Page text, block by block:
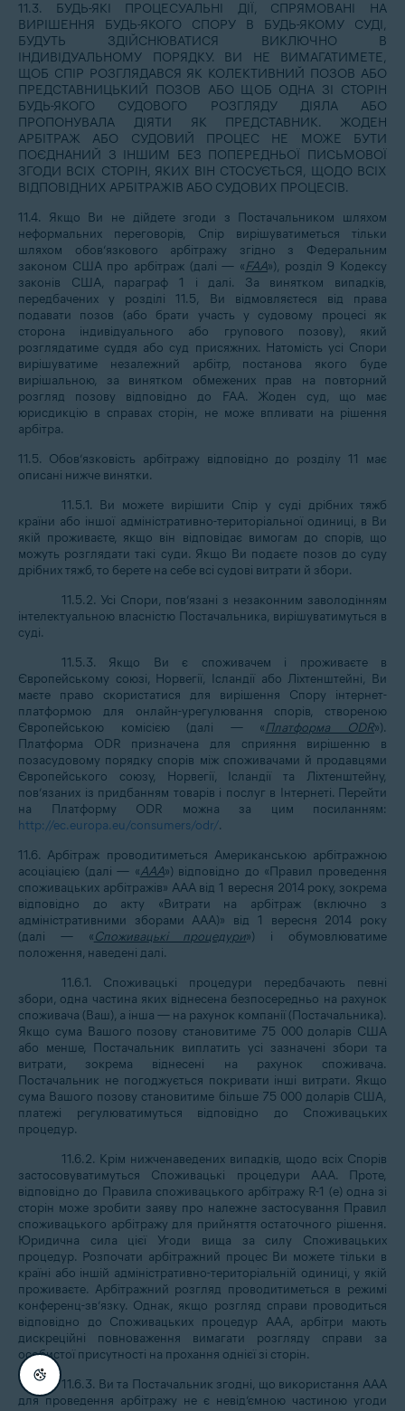
11.3. БУДЬ-ЯКІ ПРОЦЕСУАЛЬНІ ДІЇ, СПРЯМОВАНІ НА
ВИРІШЕННЯ БУДЬ-ЯКОГО СПОРУ В БУДЬ-ЯКОМУ СУДІ,
БУДУТЬ ЗДІЙСНЮВАТИСЯ ВИКЛЮЧНО В
ІНДИВІДУАЛЬНОМУ ПОРЯДКУ. ВИ НЕ ВИМАГАТИМЕТЕ,
ЩОБ СПІР РОЗГЛЯДАВСЯ ЯК КОЛЕКТИВНИЙ ПОЗОВ АБО
ПРЕДСТАВНИЦЬКИЙ ПОЗОВ АБО ЩОБ ОДНА ЗІ СТОРІН
БУДЬ-ЯКОГО СУДОВОГО РОЗГЛЯДУ ДІЯЛА АБО
ПРОПОНУВАЛА ДІЯТИ ЯК ПРЕДСТАВНИК. ЖОДЕН
АРБІТРАЖ АБО СУДОВИЙ ПРОЦЕС НЕ МОЖЕ БУТИ
ПОЄДНАНИЙ З ІНШИМ БЕЗ ПОПЕРЕДНЬОЇ ПИСЬМОВОЇ
ЗГОДИ ВСІХ СТОРІН, ЯКИХ ВІН СТОСУЄТЬСЯ, ЩОДО ВСІХ
ВІДПОВІДНИХ АРБІТРАЖІВ АБО СУДОВИХ ПРОЦЕСІВ.
11.4. Якщо Ви не дійдете згоди з Постачальником шляхом
неформальних переговорів, Спір вирішуватиметься тільки
шляхом обов’язкового арбітражу згідно з Федеральним
законом США про арбітраж (далі — «FAA»), розділ 9 Кодексу
законів США, параграф 1 і далі. За винятком випадків,
передбачених у розділі 11.5, Ви відмовляєтеся від права
подавати позов (або брати участь у судовому процесі як
сторона індивідуального або групового позову), який
розглядатиме суддя або суд присяжних. Натомість усі Спори
вирішуватиме незалежний арбітр, постанова якого буде
вирішальною, за винятком обмежених прав на повторний
розгляд позову відповідно до FAA. Жоден суд, що має
юрисдикцію в справах сторін, не може впливати на рішення
арбітра.
11.5. Обов’язковість арбітражу відповідно до розділу 11 має
описані нижче винятки.
11.5.1. Ви можете вирішити Спір у суді дрібних тяжб
країни або іншої адміністративно-територіальної одиниці, в Ви
якій проживаєте, якщо він відповідає вимогам до спорів, що
можуть розглядати такі суди. Якщо Ви подаєте позов до суду
дрібних тяжб, то берете на себе всі судові витрати й збори.
11.5.2. Усі Спори, пов’язані з незаконним заволодінням
інтелектуальною власністю Постачальника, вирішуватимуться в
суді.
11.5.3. Якщо Ви є споживачем і проживаєте в
Європейському союзі, Норвегії, Ісландії або Ліхтенштейні, Ви
маєте право скористатися для вирішення Спору інтернет-
платформою для онлайн-урегулювання спорів, створеною
Європейською комісією (далі — «Платформа ODR»).
Платформа ODR призначена для сприяння вирішенню в
позасудовому порядку спорів між споживачами й продавцями
Європейського союзу, Норвегії, Ісландії та Ліхтенштейну,
пов’язаних із придбанням товарів і послуг в Інтернеті. Перейти
на Платформу ODR можна за цим посиланням:
http://ec.europa.eu/consumers/odr/.
11.6. Арбітраж проводитиметься Американською арбітражною
асоціацією (далі — «AAA») відповідно до «Правил проведення
споживацьких арбітражів» ААА від 1 вересня 2014 року, зокрема
відповідно до акту «Витрати на арбітраж (включно з
адміністративними зборами ААА)» від 1 вересня 2014 року
(далі — «Споживацькі процедури») і обумовлюватиме
положення, наведені далі.
11.6.1. Споживацькі процедури передбачають певні
збори, одна частина яких віднесена безпосередньо на рахунок
споживача (Ваш), а інша — на рахунок компанії (Постачальника).
Якщо сума Вашого позову становитиме 75 000 доларів США
або менше, Постачальник виплатить усі зазначені збори та
витрати, зокрема віднесені на рахунок споживача.
Постачальник не погоджується покривати інші витрати. Якщо
сума Вашого позову становитиме більше 75 000 доларів США,
платежі регулюватимуться відповідно до Споживацьких
процедур.
11.6.2. Крім нижченаведених випадків, щодо всіх Спорів
застосовуватимуться Споживацькі процедури ААА. Проте,
відповідно до Правила споживацького арбітражу R-1 (е) одна зі
сторін може зробити заяву про належне застосування Правил
споживацького арбітражу для прийняття остаточного рішення.
Юридична сила цієї Угоди вища за силу Споживацьких
процедур. Розпочати арбітражний процес Ви можете тільки в
країні або іншій адміністративно-територіальній одиниці, у якій
проживаєте. Арбітражний розгляд проводитиметься в режимі
конференц-зв’язку. Однак, якщо розгляд справи проводиться
відповідно до Споживацьких процедур AAA, арбітри мають
дискреційні повноваження вимагати розгляду справи за
особистої присутності на прохання однієї зі сторін.
11.6.3. Ви та Постачальник згодні, що використання ААА
для проведення арбітражу не є невід’ємною частиною угоди